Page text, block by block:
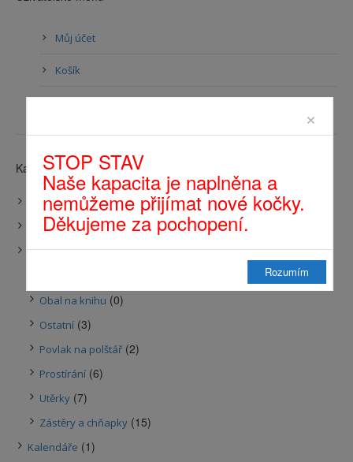
Můj účet
Košík
Kategorie produktů
Akce (13)
Dárkové sady (0)
Do domácnosti (44)
Obal na knihu (0)
Ostatní (3)
Povlak na polštář (2)
Prostírání (6)
Utěrky (7)
Zástěry a chňapky (15)
Kalendáře (1)
×
STOP STAV
Naše kapacita je naplněna a
nemůžeme přijímat nové kočky.
Děkujeme za pochopení.
Rozumím